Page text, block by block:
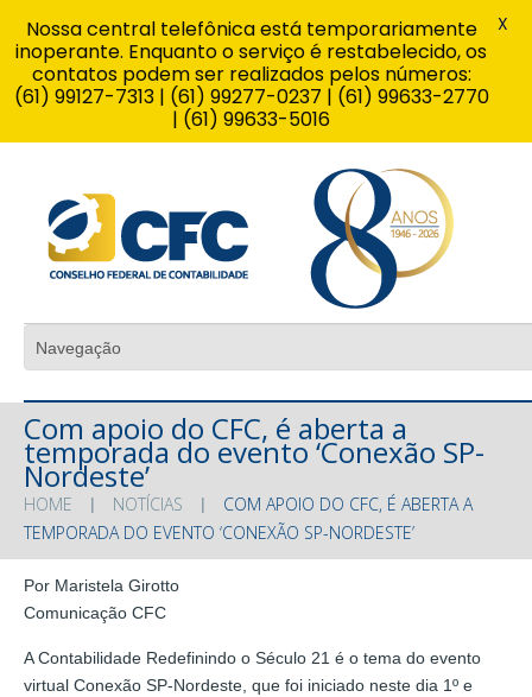
Com apoio do CFC, é aberta a
temporada do evento ‘Conexão SP-
Nordeste’
HOME NOTÍCIAS
COM APOIO DO CFC, É ABERTA A
TEMPORADA DO EVENTO ‘CONEXÃO SP-NORDESTE’
Por Maristela Girotto
Comunicação CFC
A Contabilidade Redefinindo o Século 21 é o tema do evento
virtual Conexão SP-Nordeste, que foi iniciado neste dia 1º e
Nossa central telefônica está temporariamente
inoperante. Enquanto o serviço é restabelecido, os
contatos podem ser realizados pelos números:
(61) 99127-7313 | (61) 99277-0237 | (61) 99633-2770
| (61) 99633-5016
X